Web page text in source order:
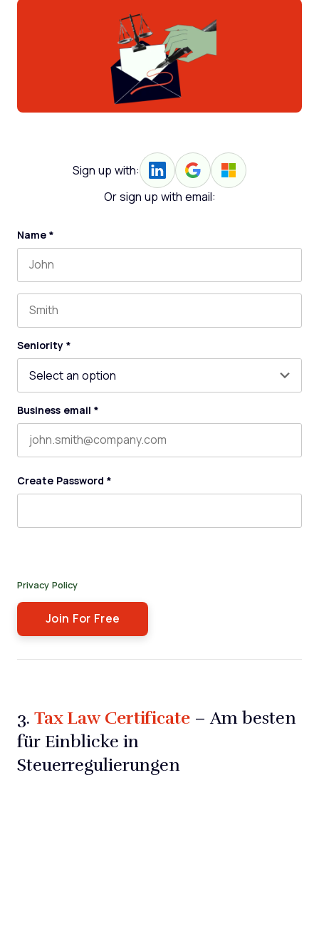
Sign up with:
Or sign up with email:
Name *
Seniority *
Business email *
Create Password *
Privacy Policy
3. Tax Law Certificate– Am besten
für Einblicke in
Steuerregulierungen